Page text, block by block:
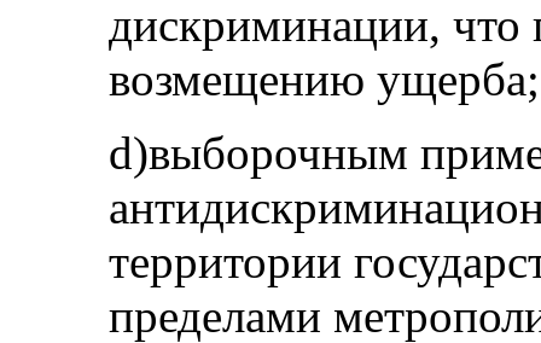
дискриминации, что
возмещению ущерба;
d)выборочным
территории
пределами